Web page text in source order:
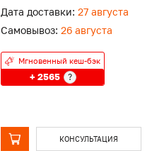
Дата доставки: 27 августа
Самовывоз: 26 августа
Мгновенный кеш-бэк
+ 2565 ?
КОНСУЛЬТАЦИЯ